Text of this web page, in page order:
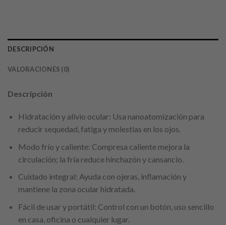
DESCRIPCIÓN
VALORACIONES (0)
Descripción
Hidratación y alivio ocular: Usa nanoatomización para
reducir sequedad, fatiga y molestias en los ojos.
Modo frío y caliente: Compresa caliente mejora la
circulación; la fría reduce hinchazón y cansancio.
Cuidado integral: Ayuda con ojeras, inflamación y
mantiene la zona ocular hidratada.
Fácil de usar y portátil: Control con un botón, uso sencillo
en casa, oficina o cualquier lugar.